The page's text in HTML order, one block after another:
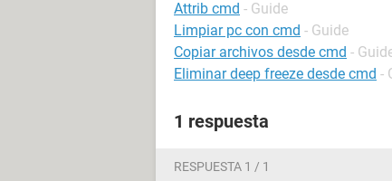
Attrib cmd - Guide
Limpiar pc con cmd - Guide
Copiar archivos desde cmd -
Eliminar deep freeze desde cmd -
1 respuesta
RESPUESTA 1 / 1